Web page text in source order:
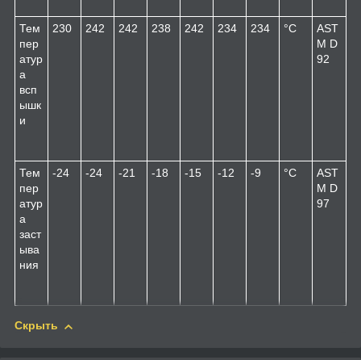
Тем
пер
атур
а
всп
ышк
и
230 242 242 238 242 234 234 °C
AST
M D
92
Тем
пер
атур
а
заст
ыва
ния
-24 -24 -21 -18 -15 -12 -9 °C
AST
M D
97
Скрыть